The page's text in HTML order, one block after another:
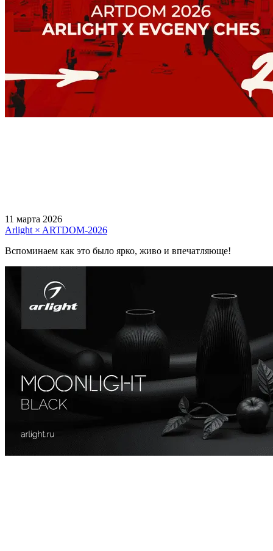
11 марта 2026
Arlight × ARTDOM-2026
Вспоминаем как это было ярко, живо и впечатляюще!